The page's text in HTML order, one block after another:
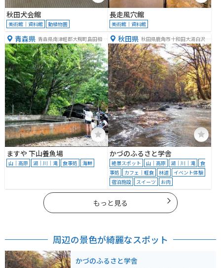
秋田犬会館
美術館｜資料館 動植物園
長走風穴館
美術館｜資料館
青森県 青森県南津軽郡大鰐町島田相沢
１０１
ますや 下山養魚場
山｜高原 湖｜川｜滝 食事処 海鮮
秋田県 秋田県鹿角市十和田大湯白沢４
５−１
かづのふるさと学舎
絶景スポット 山｜高原 湖｜川｜滝
食
事処
カフェ｜軽食 林道
イベント体験
宿泊施設
スイーツ お肉
もっと見る
周辺の景色が綺麗なスポット
かづのふるさと学舎